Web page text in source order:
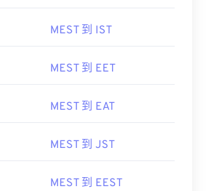
MEST 到 IST
MEST 到 EET
MEST 到 EAT
MEST 到 JST
MEST 到 EEST